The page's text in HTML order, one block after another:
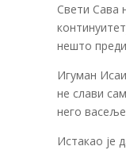
Свети Сава
нешто
Игуман
не слави
него
Истакао је